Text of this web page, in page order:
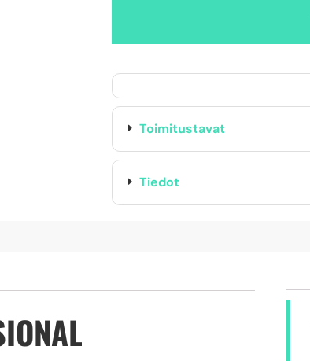
Toimitustavat
Tiedot